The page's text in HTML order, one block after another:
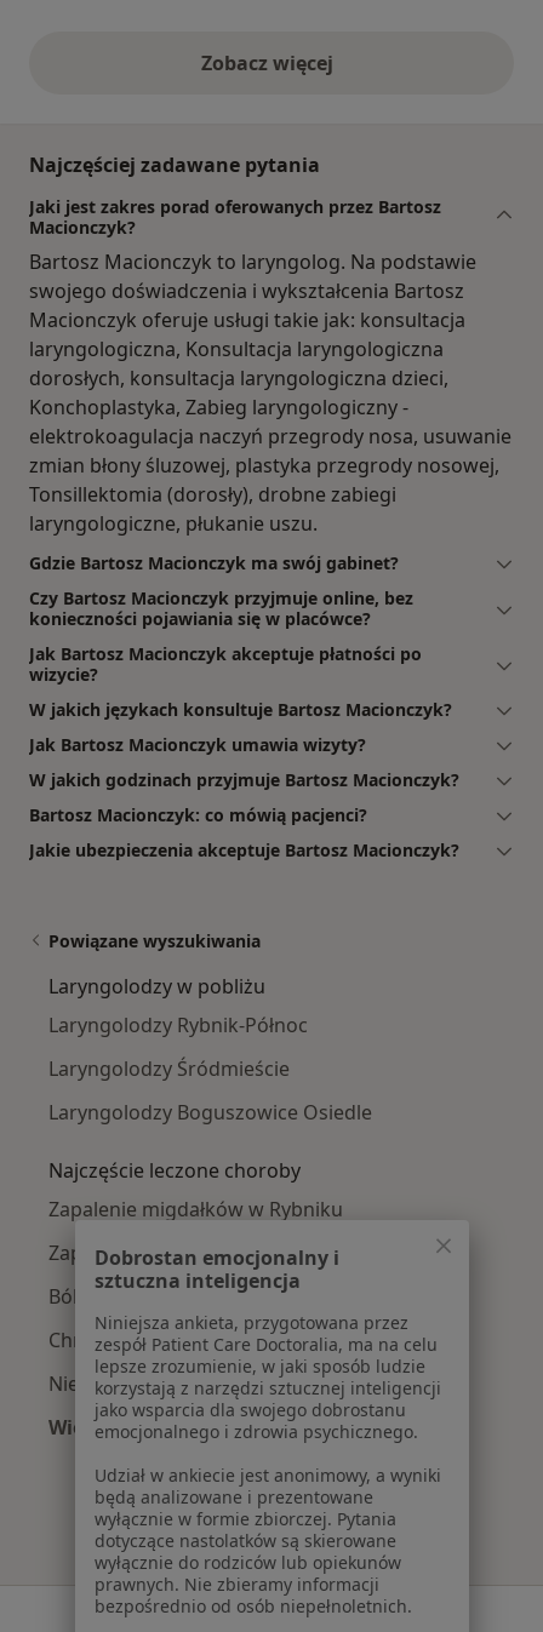
Zobacz więcejopinie powyżej
Najczęściej zadawane pytania
Jaki jest zakres porad oferowanych przez Bartosz
Macionczyk?
Bartosz Macionczyk to laryngolog. Na podstawie
swojego doświadczenia i wykształcenia Bartosz
Macionczyk oferuje usługi takie jak: konsultacja
laryngologiczna, Konsultacja laryngologiczna
dorosłych, konsultacja laryngologiczna dzieci,
Konchoplastyka, Zabieg laryngologiczny -
elektrokoagulacja naczyń przegrody nosa, usuwanie
zmian błony śluzowej, plastyka przegrody nosowej,
Tonsillektomia (dorosły), drobne zabiegi
laryngologiczne, płukanie uszu.
Gdzie Bartosz Macionczyk ma swój gabinet?
Czy Bartosz Macionczyk przyjmuje online, bez
konieczności pojawiania się w placówce?
Jak Bartosz Macionczyk akceptuje płatności po
wizycie?
W jakich językach konsultuje Bartosz Macionczyk?
Jak Bartosz Macionczyk umawia wizyty?
W jakich godzinach przyjmuje Bartosz Macionczyk?
Bartosz Macionczyk: co mówią pacjenci?
Jakie ubezpieczenia akceptuje Bartosz Macionczyk?
Powiązane wyszukiwania
Laryngolodzy w pobliżu
Laryngolodzy Rybnik-Północ
Laryngolodzy Śródmieście
Laryngolodzy Boguszowice Osiedle
Najczęście leczone choroby
Zapalenie migdałków w Rybniku
Zapalenie ucha w Rybniku
Ból zatok w Rybniku
Chrapanie w Rybniku
Niedrożność nosa w Rybniku
Więcej (15)
Serwis
Dobrostan emocjonalny i
sztuczna inteligencja
Niniejsza ankieta, przygotowana przez
zespół Patient Care Doctoralia, ma na celu
lepsze zrozumienie, w jaki sposób ludzie
korzystają z narzędzi sztucznej inteligencji
jako wsparcia dla swojego dobrostanu
emocjonalnego i zdrowia psychicznego.
Udział w ankiecie jest anonimowy, a wyniki
będą analizowane i prezentowane
wyłącznie w formie zbiorczej. Pytania
dotyczące nastolatków są skierowane
wyłącznie do rodziców lub opiekunów
prawnych. Nie zbieramy informacji
bezpośrednio od osób niepełnoletnich.